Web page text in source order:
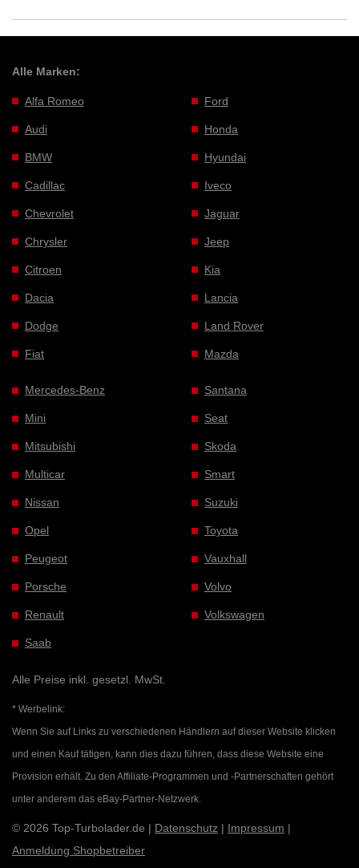
Alle Marken:
Alfa Romeo
Audi
BMW
Cadillac
Chevrolet
Chrysler
Citroen
Dacia
Dodge
Fiat
Ford
Honda
Hyundai
Iveco
Jaguar
Jeep
Kia
Lancia
Land Rover
Mazda
Mercedes-Benz
Mini
Mitsubishi
Multicar
Nissan
Opel
Peugeot
Porsche
Renault
Saab
Santana
Seat
Skoda
Smart
Suzuki
Toyota
Vauxhall
Volvo
Volkswagen
Alle Preise inkl. gesetzl. MwSt.
* Werbelink:
Wenn Sie auf Links zu verschiedenen Händlern auf dieser Website klicken
und einen Kauf tätigen, kann dies dazu führen, dass diese Website eine
Provision erhält. Zu den Affiliate-Programmen und -Partnerschaften gehört
unter anderem das eBay-Partner-Netzwerk.
© 2026 Top-Turbolader.de | Datenschutz | Impressum |
Anmeldung Shopbetreiber